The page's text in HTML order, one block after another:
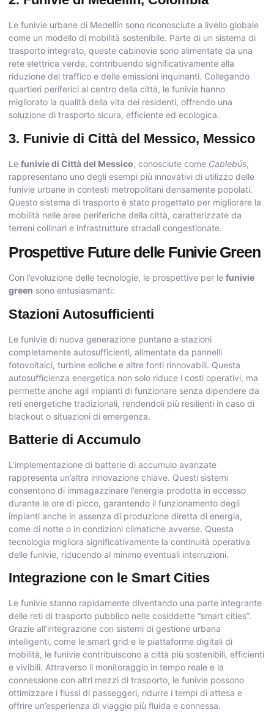
Le funivie urbane di Medellín sono riconosciute a livello globale
come un modello di mobilità sostenibile. Parte di un sistema di
trasporto integrato, queste cabinovie sono alimentate da una
rete elettrica verde, contribuendo significativamente alla
riduzione del traffico e delle emissioni inquinanti. Collegando
quartieri periferici al centro della città, le funivie hanno
migliorato la qualità della vita dei residenti, offrendo una
soluzione di trasporto sicura, efficiente ed ecologica.
3. Funivie di Città del Messico, Messico
Le funivie di Città del Messico, conosciute come Cablebús,
rappresentano uno degli esempi più innovativi di utilizzo delle
funivie urbane in contesti metropolitani densamente popolati.
Questo sistema di trasporto è stato progettato per migliorare la
mobilità nelle aree periferiche della città, caratterizzate da
terreni collinari e infrastrutture stradali congestionate.
Prospettive Future delle Funivie Green
Con l’evoluzione delle tecnologie, le prospettive per le funivie
green sono entusiasmanti:
Stazioni Autosufficienti
Le funivie di nuova generazione puntano a stazioni
completamente autosufficienti, alimentate da pannelli
fotovoltaici, turbine eoliche e altre fonti rinnovabili. Questa
autosufficienza energetica non solo riduce i costi operativi, ma
permette anche agli impianti di funzionare senza dipendere da
reti energetiche tradizionali, rendendoli più resilienti in caso di
blackout o situazioni di emergenza.
Batterie di Accumulo
L’implementazione di batterie di accumulo avanzate
rappresenta un’altra innovazione chiave. Questi sistemi
consentono di immagazzinare l’energia prodotta in eccesso
durante le ore di picco, garantendo il funzionamento degli
impianti anche in assenza di produzione diretta di energia,
come di notte o in condizioni climatiche avverse. Questa
tecnologia migliora significativamente la continuità operativa
delle funivie, riducendo al minimo eventuali interruzioni.
Integrazione con le Smart Cities
Le funivie stanno rapidamente diventando una parte integrante
delle reti di trasporto pubblico nelle cosiddette “smart cities”.
Grazie all’integrazione con sistemi di gestione urbana
intelligenti, come le smart grid e le piattaforme digitali di
mobilità, le funivie contribuiscono a città più sostenibili, efficienti
e vivibili. Attraverso il monitoraggio in tempo reale e la
connessione con altri mezzi di trasporto, le funivie possono
ottimizzare i flussi di passeggeri, ridurre i tempi di attesa e
offrire un’esperienza di viaggio più fluida e connessa.